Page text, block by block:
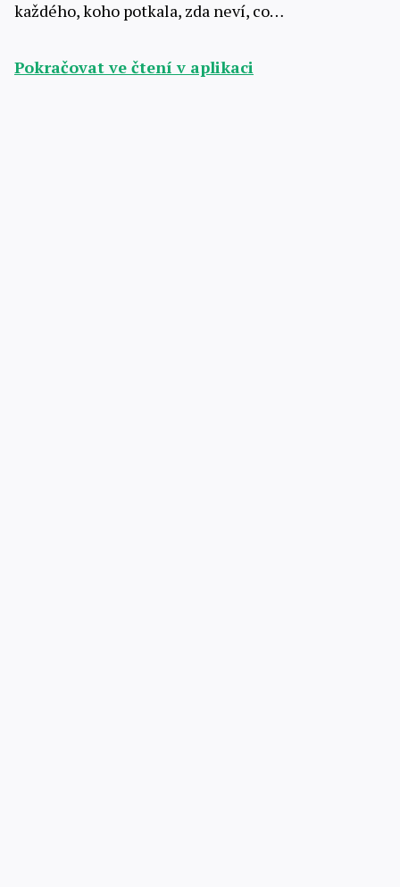
každého, koho potkala, zda neví, co…
Pokračovat ve čtení v aplikaci